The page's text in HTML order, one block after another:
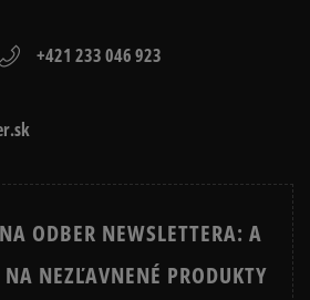
+421 233 046 923
ODBER NEWSLETTERA: A
NEZĽAVNENÉ PRODUKTY